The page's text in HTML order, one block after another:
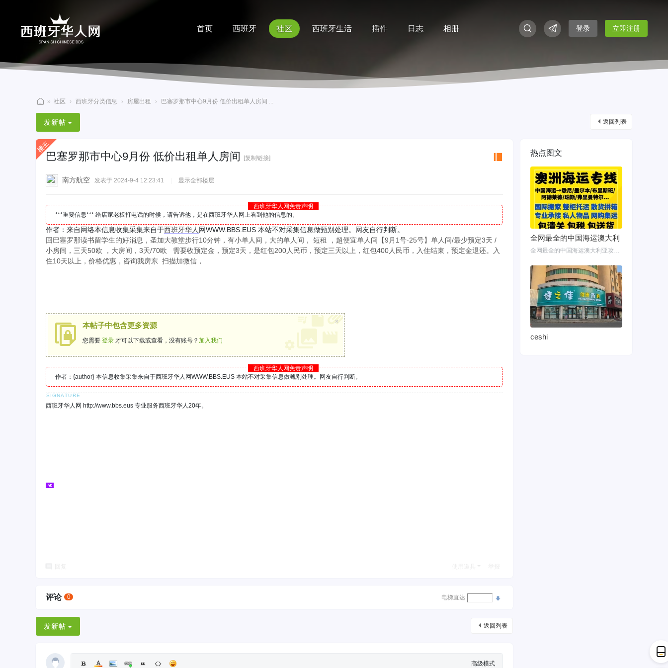
首页 西班牙 社区 西班牙生活 插件 日志 相册 登录 立即注册
西
班
牙
华
» 社区 › 西班牙分类信息 › 房屋出租 › 巴塞罗那市中心9月份 低价出租单人房间 ...
返回列表
发新帖
巴塞罗那市中心9月份 低价出租单人房间 [复制链接]
南方航空 发表于 2024-9-4 12:23:41 显示全部楼层
西班牙华人网免责声明
***重要信息*** 给店家老板打电话的时候，请告诉他，是在西班牙华人网上看到他的信息的。
作者：来自网络本信息收集采集来自于西班牙华人 网WWW.BBS.EUS 本站不对采集信息做甄别处理。网友自行判断。
回巴塞罗那读书留学生的好消息，圣加大教堂步行10分钟，有小单人间，大的单人间， 短租 ，超便宜单人间【9月1号-25号】单人间/最少预定3天 /
小房间，三天50欧 ，大房间，3天/70欧 需要收预定金，预定3天，是红包200人民币，预定三天以上，红包400人民币，入住结束，预定金退还。入
住10天以上，价格优惠，咨询我房东 扫描加微信，
本帖子中包含更多资源
您需要 登录 才可以下载或查看，没有账号？ 加入我们
×
西班牙华人网免责声明
作者：{author} 本信息收集采集来自于西班牙华人网WWW.BBS.EUS 本站不对采集信息做甄别处理。网友自行判断。
西班牙华人网 http://www.bbs.eus 专业服务西班牙华人20年。
评论 0 电梯直达
返回列表
发新帖
高级模式
热点图文
全网最全的中国海运澳大利
全网最全的中国海运澳大利亚攻略！细说如何把家具转运悉尼墨尔本布里斯班 国内网购
ceshi